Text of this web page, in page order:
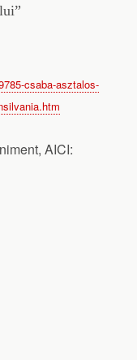
csaba-asztalos-
AICI: